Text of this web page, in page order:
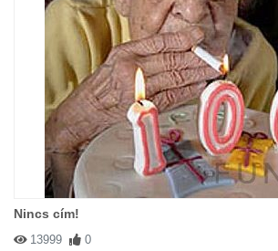
Nincs cím!
13999 0